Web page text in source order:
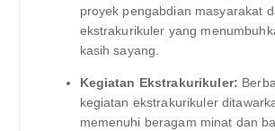
proyek pengabdian masyarakat
ekstrakurikuler yang
kasih sayang.
Kegiatan Ekstrakurikuler:
kegiatan ekstrakurikuler
memenuhi beragam minat dan